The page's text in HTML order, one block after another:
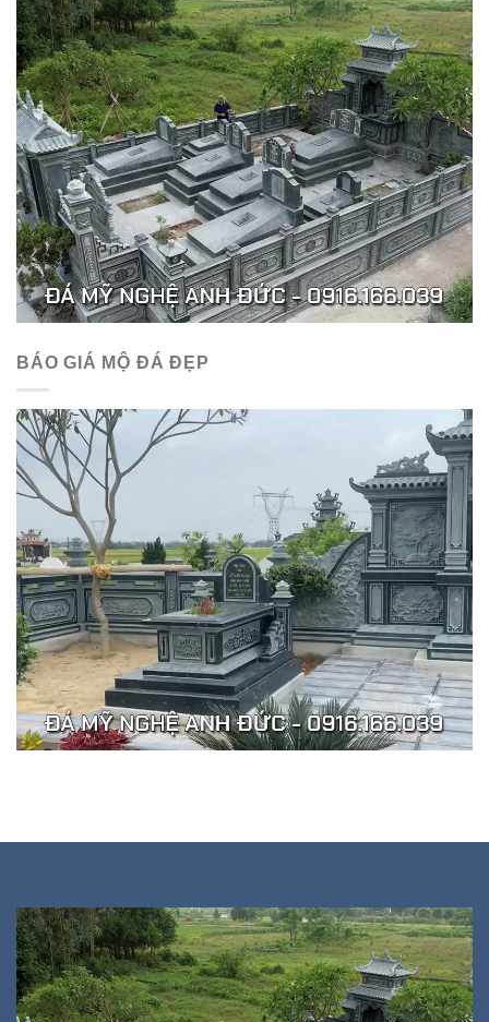
BÁO GIÁ MỘ ĐÁ ĐẸP